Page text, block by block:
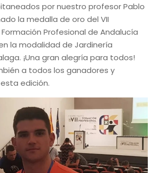
por nuestro profesor Pablo
la medalla de oro del VII
Profesional de Andalucía
la modalidad de Jardinería
¡Una gran alegría para todos!
a todos los ganadores y
edición.